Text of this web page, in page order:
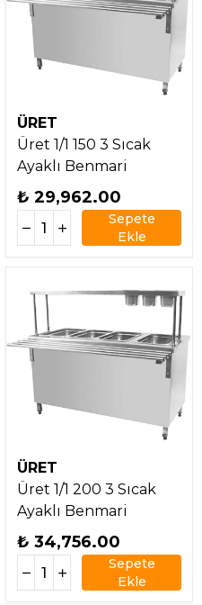
ÜRET
Üret 1/1 150 3 Sıcak
Ayaklı Benmari
₺ 29,962.00
Sepete
Ekle
ÜRET
Üret 1/1 200 3 Sıcak
Ayaklı Benmari
₺ 34,756.00
Sepete
Ekle